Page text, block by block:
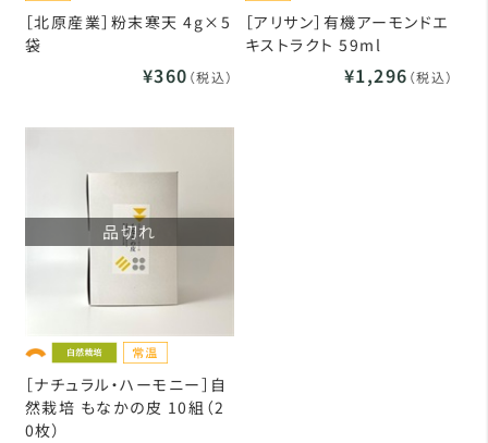
［北原産業］粉末寒天 4g×5
袋
¥360 （税込）
［アリサン］有機アーモンドエ
キストラクト 59ml
¥1,296 （税込）
品切れ
［ナチュラル・ハーモニー］自
然栽培 もなかの皮 10組（2
0枚）